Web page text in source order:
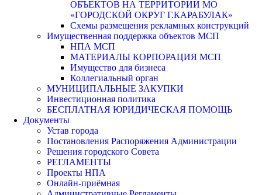
ОБЪЕКТОВ НА ТЕРРИТОРИИ МО
«ГОРОДСКОЙ ОКРУГ Г.КАРАБУЛАК»
Схемы размещения рекламных конструкций
Имущественная поддержка объектов МСП
НПА МСП
МАТЕРИАЛЫ КОРПОРАЦИЯ МСП
Имущество для бизнеса
Коллегиальный орган
МУНИЦИПАЛЬНЫЕ ЗАКУПКИ
Инвестиционная политика
БЕСПЛАТНАЯ ЮРИДИЧЕСКАЯ ПОМОЩЬ
Документы
Устав города
Постановления Распоряжения Администрации
Решения городского Совета
РЕГЛАМЕНТЫ
Проекты НПА
Онлайн-приёмная